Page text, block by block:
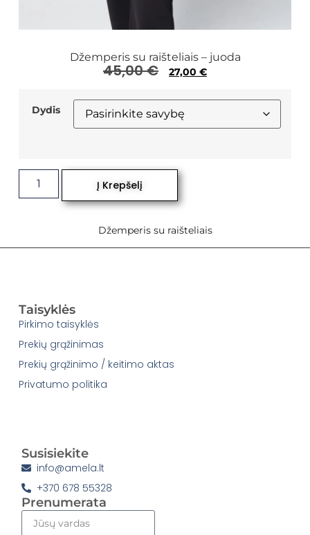
Džemperis su raišteliais – juoda
Džemperis su raišteliais
45,00€ 27,00 €
Dydis
Į Krepšelį
Taisyklės
Pirkimo taisyklės
Prekių grąžinimas
Prekių grąžinimo / keitimo aktas
Privatumo politika
Susisiekite
info@amela.lt
+370 678 55328
Prenumerata